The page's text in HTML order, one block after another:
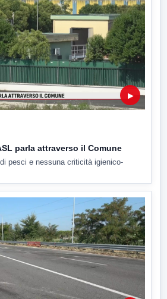
▶
parla attraverso il Comune
pesci e nessuna criticità igienico-